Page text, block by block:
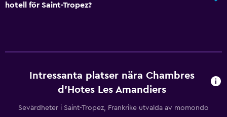
hotell för Saint-Tropez?
Intressanta platser nära Chambres
d'Hotes Les Amandiers
Sevärdheter i Saint-Tropez, Frankrike utvalda av momondo